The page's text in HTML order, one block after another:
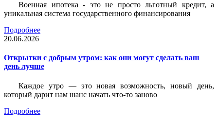
Военная ипотека - это не просто льготный кредит, а
уникальная система государственного финансирования
Подробнее
20.06.2026
Открытки с добрым утром: как они могут сделать ваш
день лучше
Каждое утро — это новая возможность, новый день,
который дарит нам шанс начать что-то заново
Подробнее